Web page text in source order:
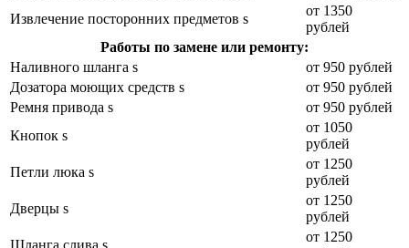
Извлечение посторонних предметов s
от 1350
рублей
Работы по замене или ремонту:
Наливного шланга s
от 950 рублей
Дозатора моющих средств s
от 950 рублей
Ремня привода s
от 950 рублей
Кнопок s
от 1050
рублей
Петли люка s
от 1250
рублей
Дверцы s
от 1250
рублей
Шланга слива s
от 1250